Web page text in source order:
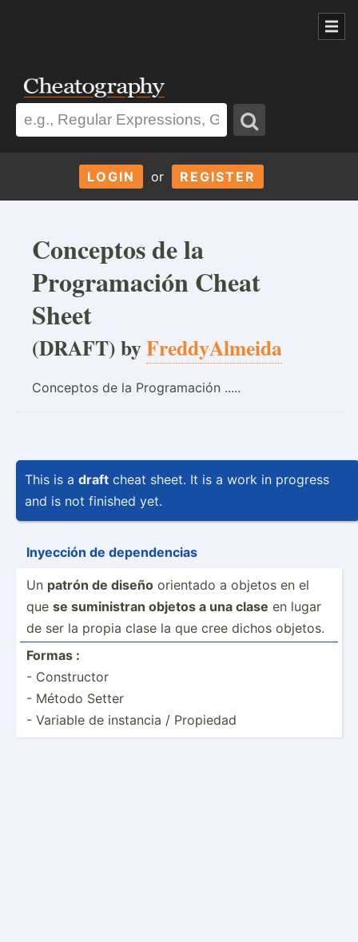
LOGIN or REGISTER
Conceptos de la
Programación Cheat
Sheet
(DRAFT) byFreddyAlmeida
Conceptos de la Programación .....
This is a draft cheat sheet. It is a work in progress
and is not finished yet.
Inyección de depend­encias
Un patrón de diseño orientado a objetos en el
que se sumini­stran objetos a una clase en lugar
de ser la propia clase la que cree dichos objetos.
Formas :
- Constr­uctor
- Método Setter
- Variable de instancia / Propiedad